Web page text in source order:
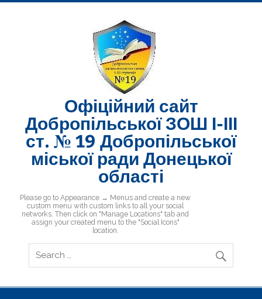
Skip
Офіційний сайт
Добропільської ЗОШ І-ІІІ
ст. № 19 Добропільської
міської ради Донецької
області
Добропільська ЗОШ № 19
Please go to Appearance → Menus and create a new
custom menu with custom links to all your social
networks. Then click on "Manage Locations" tab and
assign your created menu to the "Social Icons"
location.